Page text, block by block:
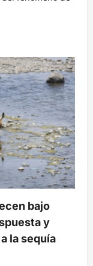
bajo
y
la sequía